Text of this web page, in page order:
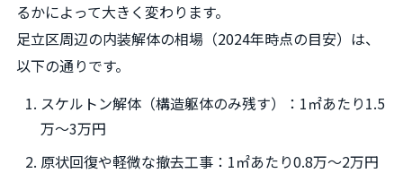
るかによって大きく変わります。
足立区周辺の内装解体の相場（2024年時点の目安）は、
以下の通りです。
スケルトン解体（構造躯体のみ残す）：1㎡あたり1.5
万～3万円
原状回復や軽微な撤去工事：1㎡あたり0.8万～2万円